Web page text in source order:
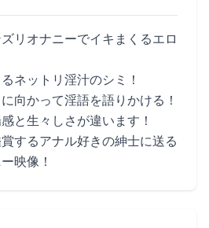
リオナニーでイキまくるエロ
ネットリ淫汁のシミ！
向かって淫語を語りかける！
と生々しさが違います！
するアナル好きの紳士に送る
映像！